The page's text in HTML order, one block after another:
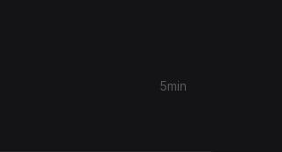
5min